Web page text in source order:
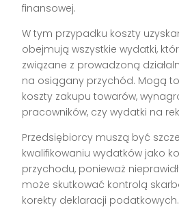
finansowej.
W tym przypadku koszty
obejmują wszystkie wydatki,
związane z prowadzoną
na osiągany przychód. Mogą
koszty zakupu towarów,
pracowników, czy wydatki na
Przedsiębiorcy muszą być
kwalifikowaniu wydatków jako
przychodu, ponieważ
może skutkować kontrolą
korekty deklaracji podatkowych.